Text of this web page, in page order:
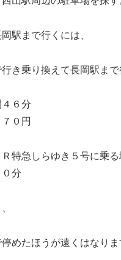
駅まで行くには、
き乗り換えて長岡駅まで
６分
０円
特急しらゆき５号に乗る
分
めたほうが遠くはなり